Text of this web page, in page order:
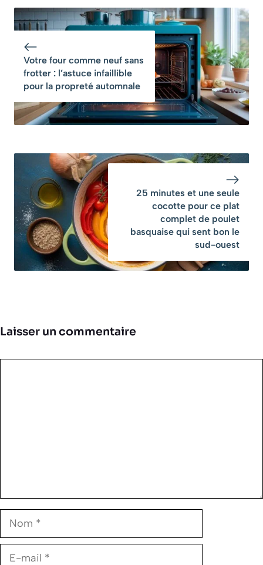
l’on peut faire une
délicieuse
épluchures de
pastèque
maison ?
Votre four comme neuf sans
frotter : l’astuce infaillible
pour la propreté automnale
25 minutes et une seule
cocotte pour ce plat
complet de poulet
basquaise qui sent bon le
sud-ouest
Laisser un commentaire
Nom
E-